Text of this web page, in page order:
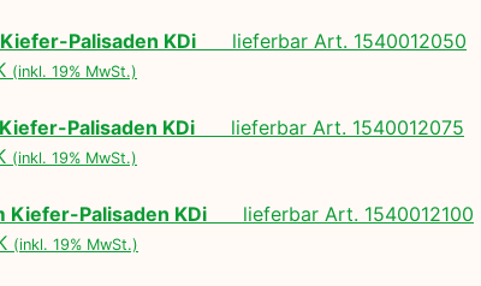
Palisaden KDi lieferbar Art. 1540012050
(inkl. 19% MwSt.)
Palisaden KDi lieferbar Art. 1540012075
(inkl. 19% MwSt.)
Kiefer-Palisaden KDi lieferbar Art. 1540012100
(inkl. 19% MwSt.)